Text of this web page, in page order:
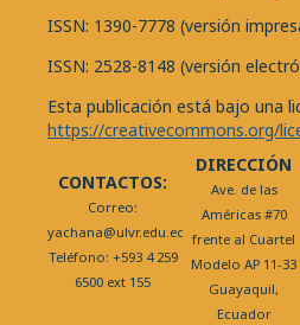
ISSN: 1390-7778 (versión
ISSN: 2528-8148 (versión
Esta publicación está bajo una
https://creativecommons.org/
CONTACTOS:
Correo:
yachana@ulvr.edu.ec
Teléfono: +593 4 259
6500 ext 155
DIRECCIÓN
Ave. de las
Américas #70
frente al Cuartel
Modelo AP 11-33
Guayaquil,
Ecuador